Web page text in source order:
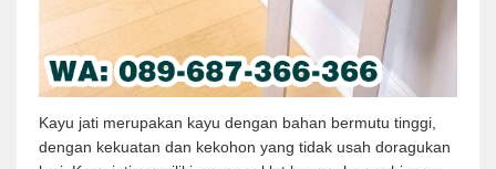
Kayu jati merupakan kayu dengan bahan bermutu tinggi,
dengan kekuatan dan kekohon yang tidak usah doragukan